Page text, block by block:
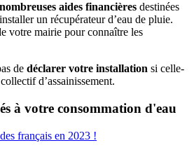
nombreuses aides financières destinées
un récupérateur d’eau de pluie.
votre mairie pour connaître les
de déclarer votre installation si celle-
d’assainissement.
à votre consommation d'eau
français en 2023 !